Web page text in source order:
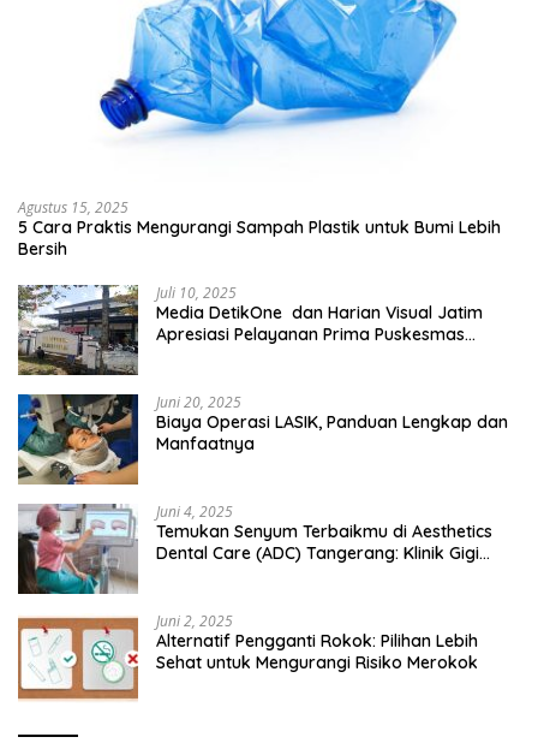
Agustus 15, 2025
5 Cara Praktis Mengurangi Sampah Plastik untuk Bumi Lebih
Bersih
Juli 10, 2025
Media DetikOne dan Harian Visual Jatim
Apresiasi Pelayanan Prima Puskesmas
Juni 20, 2025
Biaya Operasi LASIK, Panduan Lengkap dan
Manfaatnya
Juni 4, 2025
Temukan Senyum Terbaikmu di Aesthetics
Dental Care (ADC) Tangerang: Klinik Gigi
Juni 2, 2025
Alternatif Pengganti Rokok: Pilihan Lebih
Sehat untuk Mengurangi Risiko Merokok